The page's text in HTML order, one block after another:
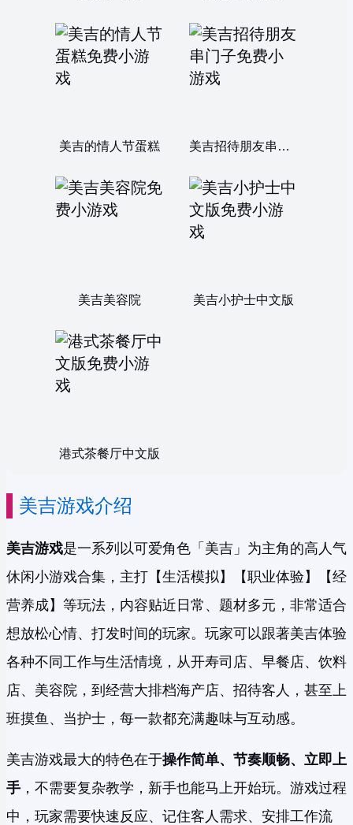
美吉的情人节蛋糕 美吉招待朋友串门子
美吉美容院 美吉小护士中文版
港式茶餐厅中文版
美吉游戏介绍
美吉游戏是一系列以可爱角色「美吉」为主角的高人气
休闲小游戏合集，主打【生活模拟】【职业体验】【经
营养成】等玩法，内容贴近日常、题材多元，非常适合
想放松心情、打发时间的玩家。玩家可以跟著美吉体验
各种不同工作与生活情境，从开寿司店、早餐店、饮料
店、美容院，到经营大排档海产店、招待客人，甚至上
班摸鱼、当护士，每一款都充满趣味与互动感。
美吉游戏最大的特色在于操作简单、节奏顺畅、立即上
手 ，不需要复杂教学，新手也能马上开始玩。游戏过程
中，玩家需要快速反应、记住客人需求、安排工作流